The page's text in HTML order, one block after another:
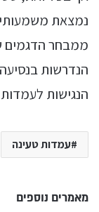
נמצאת
ממבחר הדגמים
הנדרשות
הנגישות
עמדות טעינה
מאמרים נוספים